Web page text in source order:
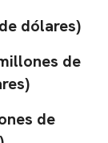
dólares)
de
de